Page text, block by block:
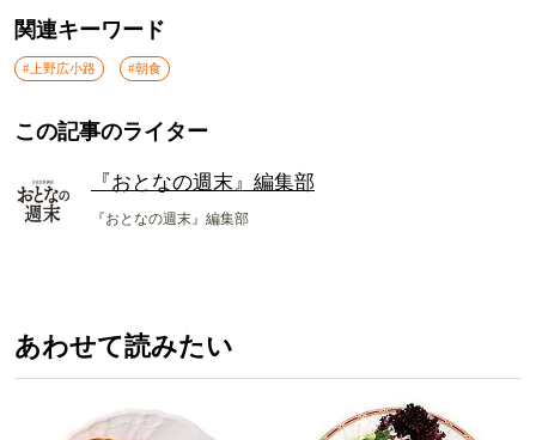
関連キーワード
#上野広小路 #朝食
この記事のライター
『おとなの週末』編集部
『おとなの週末』編集部
あわせて読みたい